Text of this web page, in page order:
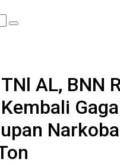
AL, BNN
Narkoba